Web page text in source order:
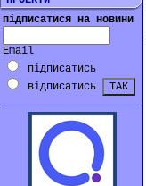
підписатися на новини
Email
підписатись
відписатись